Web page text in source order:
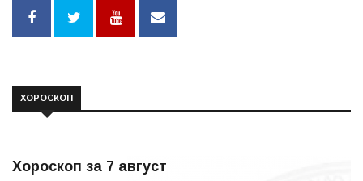
ХОРОСКОП
Хороскоп за 7 август